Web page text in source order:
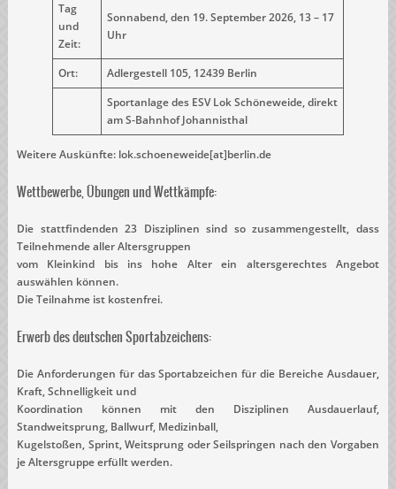
Tag
und
Zeit:
Sonnabend, den 19. September 2026, 13 – 17
Uhr
Ort:
Adlergestell 105, 12439 Berlin
Sportanlage des ESV Lok Schöneweide, direkt
am S-Bahnhof Johannisthal
Weitere Auskünfte: lok.schoeneweide[at]berlin.de
Wettbewerbe, Übungen und Wettkämpfe:
Die stattfindenden 23 Disziplinen sind so zusammengestellt, dass
Teilnehmende aller Altersgruppen
vom Kleinkind bis ins hohe Alter ein altersgerechtes Angebot
auswählen können.
Die Teilnahme ist kostenfrei.
Erwerb des deutschen Sportabzeichens:
Die Anforderungen für das Sportabzeichen für die Bereiche Ausdauer,
Kraft, Schnelligkeit und
Koordination können mit den Disziplinen Ausdauerlauf,
Standweitsprung, Ballwurf, Medizinball,
Kugelstoßen, Sprint, Weitsprung oder Seilspringen nach den Vorgaben
je Altersgruppe erfüllt werden.